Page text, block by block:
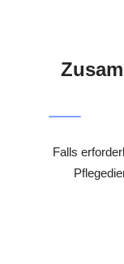
Falls